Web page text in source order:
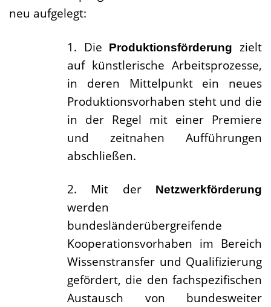
neu aufgelegt:
1. Die Produktionsförderung
zielt
auf künstlerische Arbeitsprozesse,
in deren Mittelpunkt ein neues
Produktionsvorhaben steht und die
in der Regel mit einer Premiere
und zeitnahen Aufführungen
abschließen.
2. Mit der Netzwerkförderung
werden
bundesländerübergreifende
Kooperationsvorhaben im Bereich
Wissenstransfer und Qualifizierung
gefördert, die den fachspezifischen
Austausch von bundesweiter